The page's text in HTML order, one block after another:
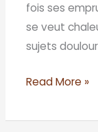
fois ses
se veut
sujets
Read More »